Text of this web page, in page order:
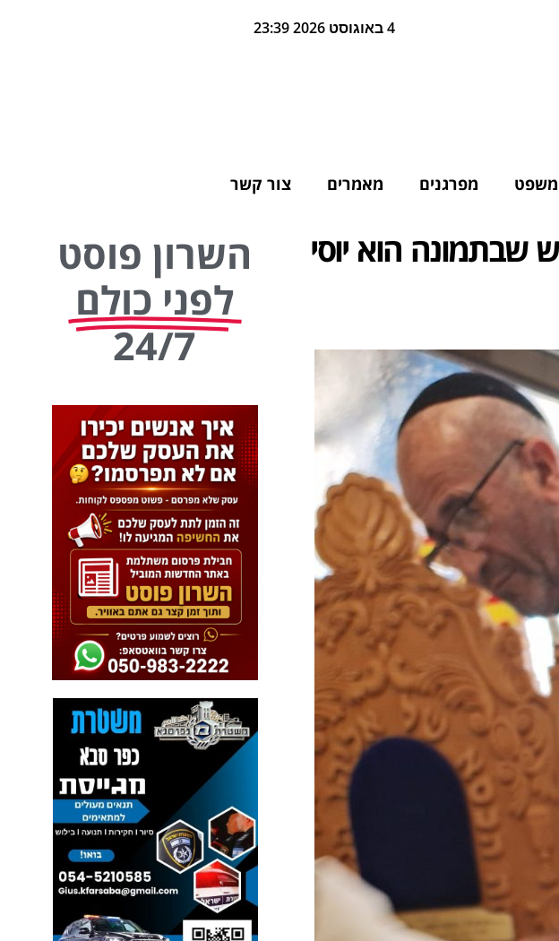
4 באוגוסט 2026 23:39
משפט מפרגנים מאמרים צור קשר
שבתמונה הוא יוסי
השרון פוסט
לפני כולם
24/7